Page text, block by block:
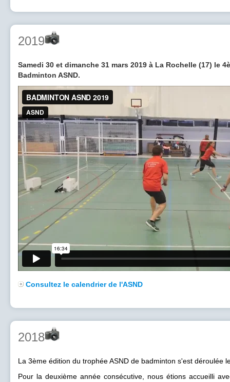
2019
Samedi 30 et dimanche 31 mars 2019 à La Rochelle (17) le
Badminton ASND.
Consultez le calendrier de l'ASND
2018
La 3ème édition du trophée ASND de badminton s'est déroulée
Pour la deuxième année consécutive, nous étions accueilli